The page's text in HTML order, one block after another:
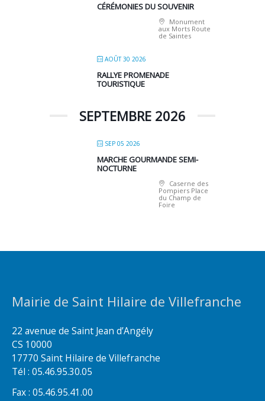
CÉRÉMONIES DU SOUVENIR
Monument
aux Morts Route
de Saintes
AOÛT 30 2026
RALLYE PROMENADE
TOURISTIQUE
SEPTEMBRE 2026
SEP 05 2026
MARCHE GOURMANDE SEMI-
NOCTURNE
Caserne des
Pompiers Place
du Champ de
Foire
Mairie de Saint Hilaire de Villefranche
22 avenue de Saint Jean d’Angély
CS 10000
17770 Saint Hilaire de Villefranche
Tél : 05.46.95.30.05
Fax : 05.46.95.41.00